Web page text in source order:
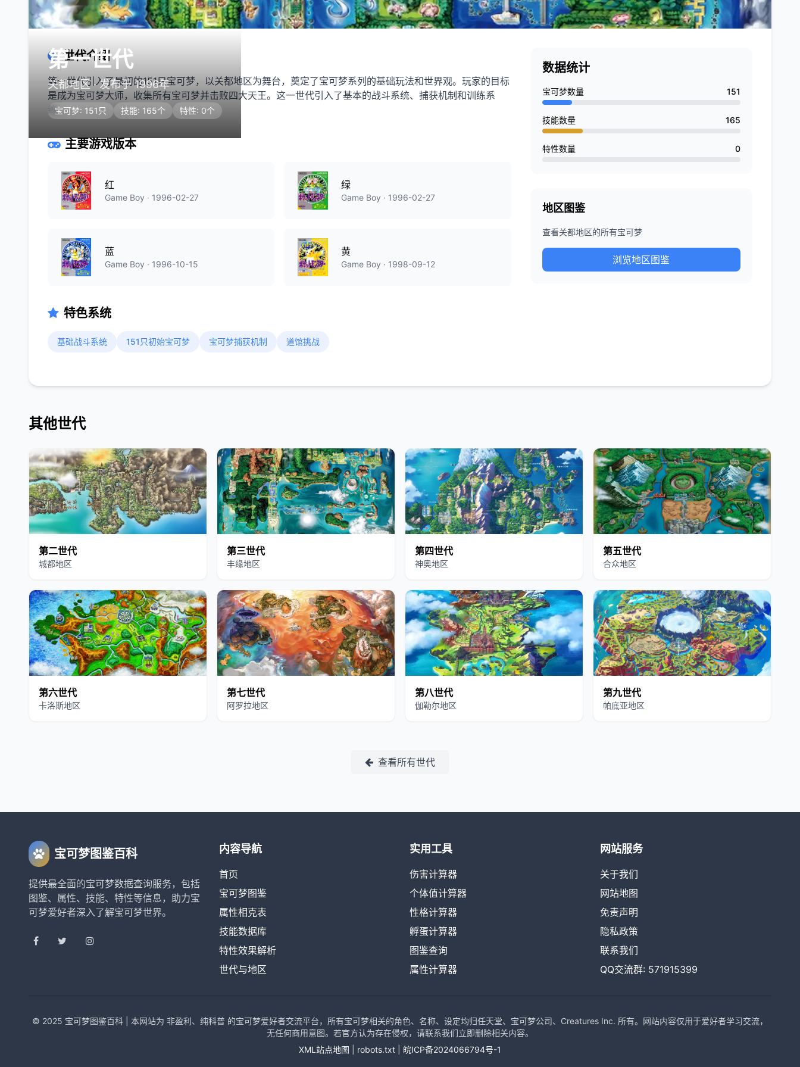
第一世代
关都地区 · 发布于 1996年
宝可梦: 151只 技能: 165个 特性: 0个
世代介绍
第一世代引入了最初的151只宝可梦，以关都地区为舞台，奠定了宝可梦系列的基础玩法和世界观。玩家的目标
是成为宝可梦大师，收集所有宝可梦并击败四大天王。这一世代引入了基本的战斗系统、捕获机制和训练系
统。
主要游戏版本
红
Game Boy · 1996-02-27
绿
Game Boy · 1996-02-27
蓝
Game Boy · 1996-10-15
黄
Game Boy · 1998-09-12
特色系统
基础战斗系统 151只初始宝可梦 宝可梦捕获机制 道馆挑战
数据统计
宝可梦数量 151
技能数量 165
特性数量 0
地区图鉴
查看关都地区的所有宝可梦
浏览地区图鉴
其他世代
第二世代
城都地区
第三世代
丰缘地区
第四世代
神奥地区
第五世代
合众地区
第六世代
卡洛斯地区
第七世代
阿罗拉地区
第八世代
伽勒尔地区
第九世代
帕底亚地区
查看所有世代
宝可梦图鉴百科
提供最全面的宝可梦数据查询服务，包括
图鉴、属性、技能、特性等信息，助力宝
可梦爱好者深入了解宝可梦世界。
内容导航
首页
宝可梦图鉴
属性相克表
技能数据库
特性效果解析
世代与地区
实用工具
伤害计算器
个体值计算器
性格计算器
孵蛋计算器
图鉴查询
属性计算器
网站服务
关于我们
网站地图
免责声明
隐私政策
联系我们
QQ交流群: 571915399
© 2025 宝可梦图鉴百科 | 本网站为 非盈利、纯科普 的宝可梦爱好者交流平台，所有宝可梦相关的角色、名称、设定均归任天堂、宝可梦公司、Creatures Inc. 所有。网站内容仅用于爱好者学习交流，
无任何商用意图。若官方认为存在侵权，请联系我们立即删除相关内容。
XML站点地图
robots.txt 皖ICP备2024066794号-1